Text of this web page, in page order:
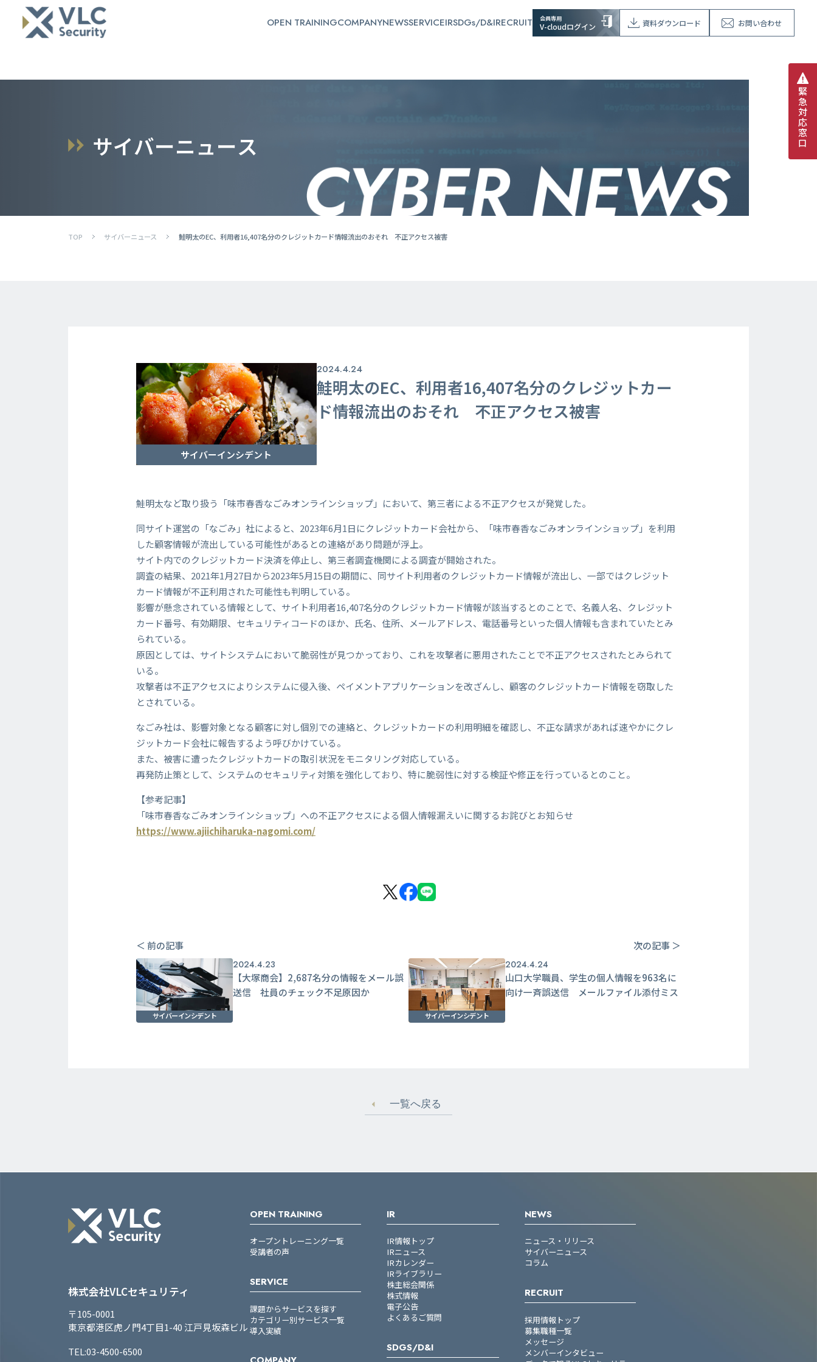
OPEN TRAININGCOMPANYNEWSSERVICEIRSDGs/D&IRECRUIT 会員専用
V-cloudログイン 資料ダウンロード お問い合わせ
緊
急
対
応
窓
口
サイバーニュース
TOP サイバーニュース 鮭明太のEC、利用者16,407名分のクレジットカード情報流出のおそれ 不正アクセス被害
サイバーインシデント
2024.4.24
鮭明太のEC、利用者16,407名分のクレジットカー
ド情報流出のおそれ 不正アクセス被害
鮭明太など取り扱う「味市春香なごみオンラインショップ」において、第三者による不正アクセスが発覚した。
同サイト運営の「なごみ」社によると、2023年6月1日にクレジットカード会社から、「味市春香なごみオンラインショップ」を利用
した顧客情報が流出している可能性があるとの連絡があり問題が浮上。
サイト内でのクレジットカード決済を停止し、第三者調査機関による調査が開始された。
調査の結果、2021年1月27日から2023年5月15日の期間に、同サイト利用者のクレジットカード情報が流出し、一部ではクレジット
カード情報が不正利用された可能性も判明している。
影響が懸念されている情報として、サイト利用者16,407名分のクレジットカード情報が該当するとのことで、名義人名、クレジット
カード番号、有効期限、セキュリティコードのほか、氏名、住所、メールアドレス、電話番号といった個人情報も含まれていたとみ
られている。
原因としては、サイトシステムにおいて脆弱性が見つかっており、これを攻撃者に悪用されたことで不正アクセスされたとみられて
いる。
攻撃者は不正アクセスによりシステムに侵入後、ペイメントアプリケーションを改ざんし、顧客のクレジットカード情報を窃取した
とされている。
なごみ社は、影響対象となる顧客に対し個別での連絡と、クレジットカードの利用明細を確認し、不正な請求があれば速やかにクレ
ジットカード会社に報告するよう呼びかけている。
また、被害に遭ったクレジットカードの取引状況をモニタリング対応している。
再発防止策として、システムのセキュリティ対策を強化しており、特に脆弱性に対する検証や修正を行っているとのこと。
【参考記事】
「味市春香なごみオンラインショップ」への不正アクセスによる個人情報漏えいに関するお詫びとお知らせ
https://www.ajiichiharuka-nagomi.com/
＜ 前の記事 次の記事 ＞
サイバーインシデント
2024.4.23
【大塚商会】2,687名分の情報をメール誤
送信 社員のチェック不足原因か
サイバーインシデント
2024.4.24
山口大学職員、学生の個人情報を963名に
向け一斉誤送信 メールファイル添付ミス
一覧へ戻る
株式会社VLCセキュリティ
〒105-0001
東京都港区虎ノ門4丁目1-40 江戸見坂森ビル
TEL:03-4500-6500
OPEN TRAINING
オープントレーニング一覧
受講者の声
SERVICE
課題からサービスを探す
カテゴリー別サービス一覧
導入実績
IR
IR情報トップ
IRニュース
IRカレンダー
IRライブラリー
株主総会関係
株式情報
電子公告
よくあるご質問
SDGS/D&I
NEWS
ニュース・リリース
サイバーニュース
コラム
RECRUIT
採用情報トップ
募集職種一覧
メッセージ
メンバーインタビュー